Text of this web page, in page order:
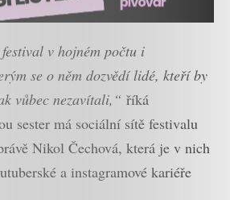
v hojném počtu i
se o něm dozvědí lidé, kteří by
vůbec nezavítali,“ říká
sester má sociální sítě festivalu
Nikol Čechová, která je v nich
a instagramové kariéře